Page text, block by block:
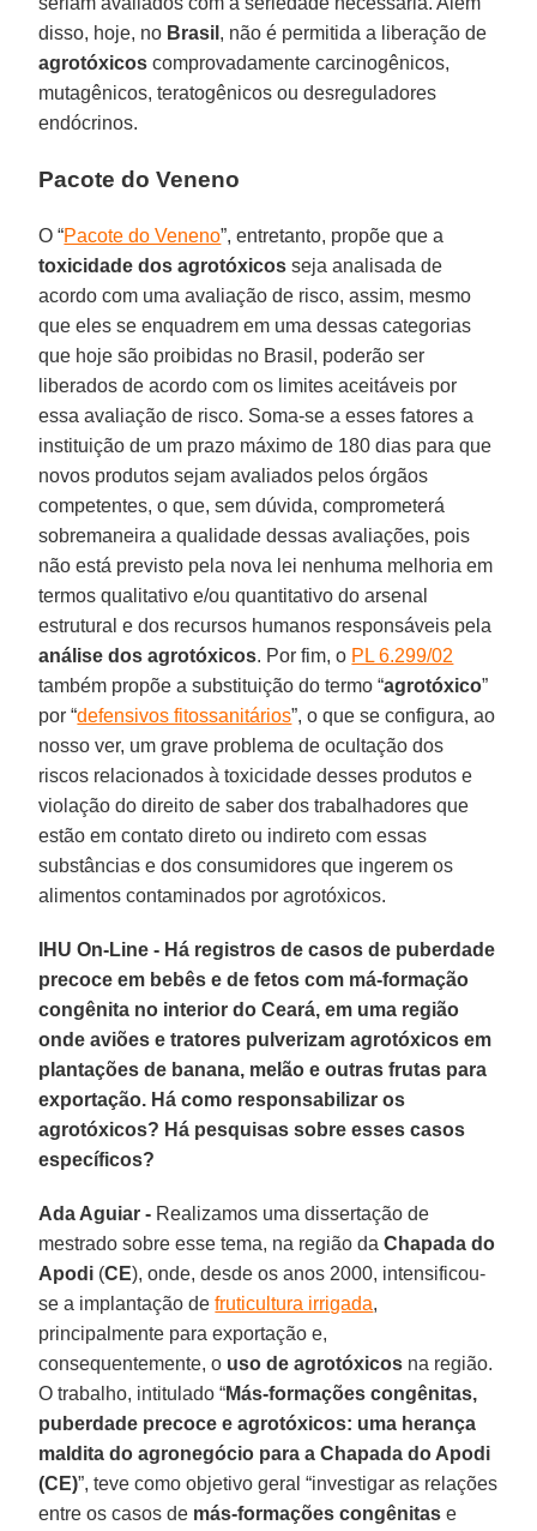
disso, hoje, no Brasil , não é permitida a liberação de
agrotóxicos comprovadamente carcinogênicos,
mutagênicos, teratogênicos ou desreguladores
endócrinos.
Pacote do Veneno
O “Pacote do Veneno”, entretanto, propõe que a
toxicidade dos agrotóxicos seja analisada de
acordo com uma avaliação de risco, assim, mesmo
que eles se enquadrem em uma dessas categorias
que hoje são proibidas no Brasil, poderão ser
liberados de acordo com os limites aceitáveis por
essa avaliação de risco. Soma-se a esses fatores a
instituição de um prazo máximo de 180 dias para que
novos produtos sejam avaliados pelos órgãos
competentes, o que, sem dúvida, comprometerá
sobremaneira a qualidade dessas avaliações, pois
não está previsto pela nova lei nenhuma melhoria em
termos qualitativo e/ou quantitativo do arsenal
estrutural e dos recursos humanos responsáveis pela
análise dos agrotóxicos. Por fim, o PL 6.299/02
também propõe a substituição do termo “agrotóxico”
por “defensivos fitossanitários”, o que se configura, ao
nosso ver, um grave problema de ocultação dos
riscos relacionados à toxicidade desses produtos e
violação do direito de saber dos trabalhadores que
estão em contato direto ou indireto com essas
substâncias e dos consumidores que ingerem os
alimentos contaminados por agrotóxicos.
IHU On-Line - Há registros de casos de puberdade
precoce em bebês e de fetos com má-formação
congênita no interior do Ceará, em uma região
onde aviões e tratores pulverizam agrotóxicos em
plantações de banana, melão e outras frutas para
exportação. Há como responsabilizar os
agrotóxicos? Há pesquisas sobre esses casos
específicos?
Ada Aguiar - Realizamos uma dissertação de
mestrado sobre esse tema, na região daChapada do
Apodi (CE), onde, desde os anos 2000, intensificou-
se a implantação defruticultura irrigada,
principalmente para exportação e,
consequentemente, o uso de agrotóxicos na região.
O trabalho, intitulado “Más-formações congênitas,
puberdade precoce e agrotóxicos: uma herança
maldita do agronegócio para a Chapada do Apodi
(CE)”, teve como objetivo geral “investigar as relações
entre os casos de más-formações congênitas e